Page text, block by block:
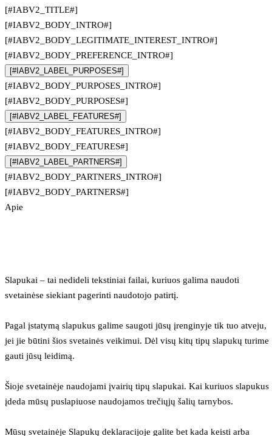
[#IABV2_TITLE#]
[#IABV2_BODY_INTRO#]
[#IABV2_BODY_LEGITIMATE_INTEREST_INTRO#]
[#IABV2_BODY_PREFERENCE_INTRO#]
[#IABV2_LABEL_PURPOSES#]
[#IABV2_BODY_PURPOSES_INTRO#]
[#IABV2_BODY_PURPOSES#]
[#IABV2_LABEL_FEATURES#]
[#IABV2_BODY_FEATURES_INTRO#]
[#IABV2_BODY_FEATURES#]
[#IABV2_LABEL_PARTNERS#]
[#IABV2_BODY_PARTNERS_INTRO#]
[#IABV2_BODY_PARTNERS#]
Apie
Slapukai – tai nedideli tekstiniai failai, kuriuos galima naudoti
svetainėse siekiant pagerinti naudotojo patirtį.
Pagal įstatymą slapukus galime saugoti jūsų įrenginyje tik tuo atveju,
jei jie būtini šios svetainės veikimui. Dėl visų kitų tipų slapukų turime
gauti jūsų leidimą.
Šioje svetainėje naudojami įvairių tipų slapukai. Kai kuriuos slapukus
įdeda mūsų puslapiuose naudojamos trečiųjų šalių tarnybos.
Mūsų svetainėje Slapukų deklaracijoje galite bet kada keisti arba